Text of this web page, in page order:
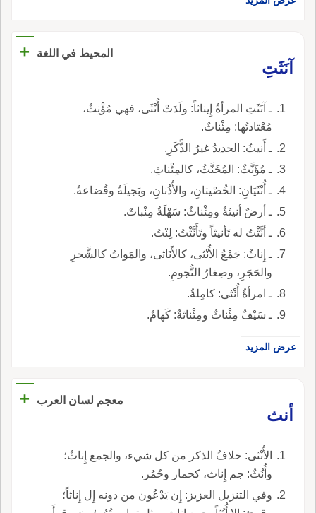
المحيط في اللغة
+
آنَثَتِ
ـ آنَثَتِ المرأةُ إِيناثاً: ولَدَتْ أُنْثَى، فهي مُؤْنِثٌ،
مُعْتادتُها: مِئْناثٌ.
ـ أَنيثُ: الحديدُ غيرُ الذًّكَرِ.
ـ مُؤَنَّثٌ: المُخَنَّثُ، كالمِئْناثِ.
ـ أُنْثَيَانِ: الخُصْيتانِ، والأُذُنانِ، وبَجيلَةُ وقُضاعةُ.
ـ أرضٌ أنيثةٌ ومِئْناثٌ: سَهْلَةٌ مِنْباتٌ.
ـ أنَّثْتُ له تَأنيثاً وتَأَنَّثْتُ: لِنْتُ.
ـ إِناثُ: جَمْعُ الأُنْثى، كالأَنَاثى، والمَواتُ كالشَّجرِ
والحَجَرِ، وصِغارُ النُّجومِ.
ـ امرأةٌ أُنْثى: كامِلةٌ.
ـ سَيْفٌ مِئْناثٌ ومِئْناثةٌ: كَهامٌ.
عرض المزيد
معجم لسان العرب
+
أنث
الأُنْثى: خلافُ الذكر من كل شيء، والجمع إِناثٌ؛
وأُنُثٌ: جم إِناث، كحمار وحُمُر.
وفي التنزيل العزيز: إِن يَدْعُون من دونه إِل إِناثاً؛